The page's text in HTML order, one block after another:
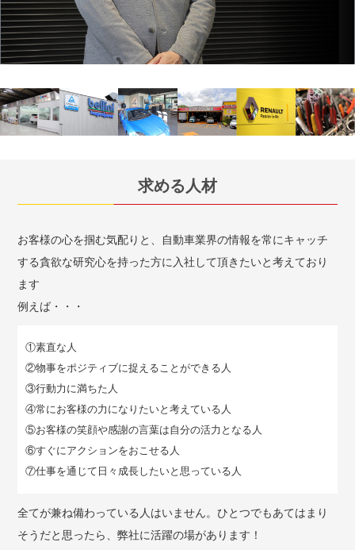
求める人材
お客様の心を掴む気配りと、自動車業界の情報を常にキャッチ
する貪欲な研究心を持った方に入社して頂きたいと考えており
ます
例えば・・・
①素直な人
②物事をポジティブに捉えることができる人
③行動力に満ちた人
④常にお客様の力になりたいと考えている人
⑤お客様の笑顔や感謝の言葉は自分の活力となる人
⑥すぐにアクションをおこせる人
⑦仕事を通じて日々成長したいと思っている人
全てが兼ね備わっている人はいません。ひとつでもあてはまり
そうだと思ったら、弊社に活躍の場があります！